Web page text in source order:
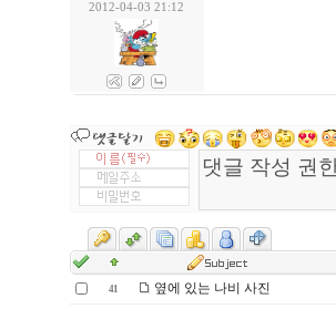
2012-04-03 21:12
41 옆에 있는 나비 사진